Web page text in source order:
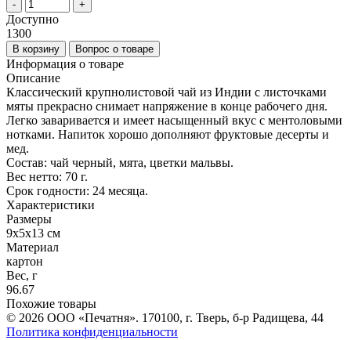
- +
Доступно
1300
В корзину Вопрос о товаре
Информация о товаре
Описание
Классический крупнолистовой чай из Индии с листочками
мяты прекрасно снимает напряжение в конце рабочего дня.
Легко заваривается и имеет насыщенный вкус с ментоловыми
нотками. Напиток хорошо дополняют фруктовые десерты и
мед.
Состав: чай черный, мята, цветки мальвы.
Вес нетто: 70 г.
Срок годности: 24 месяца.
Характеристики
Размеры
9х5х13 см
Материал
картон
Вес, г
96.67
Похожие товары
© 2026 ООО «Печатня». 170100, г. Тверь, б-р Радищева, 44
Политика конфиденциальности